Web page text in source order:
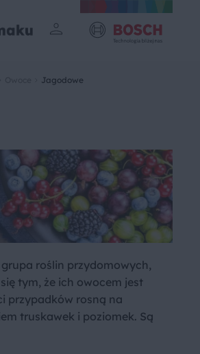
Jagodowe
roślin przydomowych,
tym, że ich owocem jest
przypadków rosną na
truskawek i poziomek. Są